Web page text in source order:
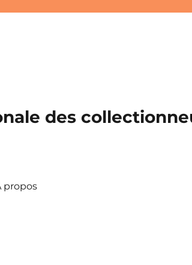
des
propos